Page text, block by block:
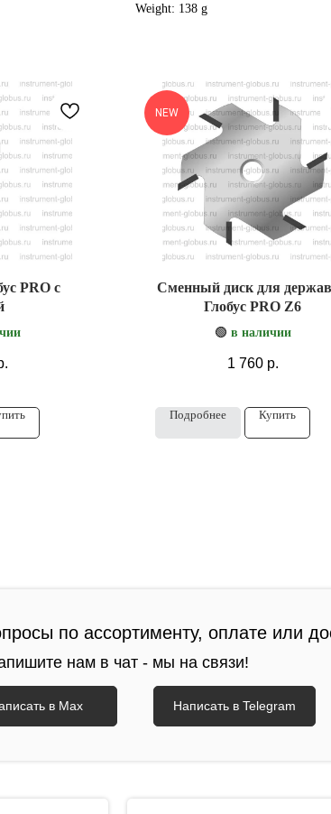
Weight: 138 g
PRO с
NEW
Сменный диск для
Глобус PRO Z6
🟢 в наличии
1 760 р.
Подробнее Купить
по ассортименту, оплате или
нам в чат - мы на связи!
в Max Написать в Telegram